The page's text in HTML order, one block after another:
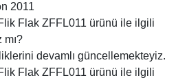
2011
Flak ZFFL011 ürünü ile ilgili
mı?
devamlı güncellemekteyiz.
Flak ZFFL011 ürünü ile ilgili